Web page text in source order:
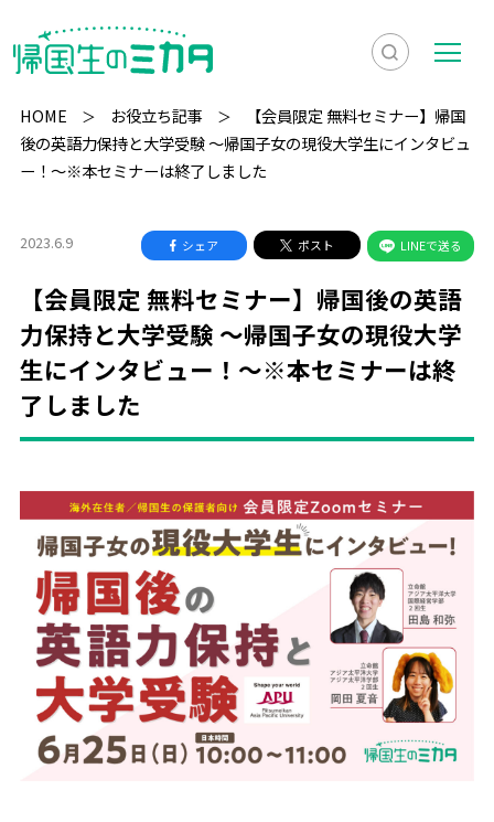
検
検
索
を
メ
ニ
ュ
HOME お役立ち記事
【会員限定 無料セミナー】帰国
後の英語力保持と大学受験 〜帰国子女の現役大学生にインタビュ
ー！〜※本セミナーは終了しました
2023.6.9 シェア ポスト LINEで送る
【会員限定 無料セミナー】帰国後の英語
力保持と大学受験 〜帰国子女の現役大学
生にインタビュー！〜※本セミナーは終
了しました